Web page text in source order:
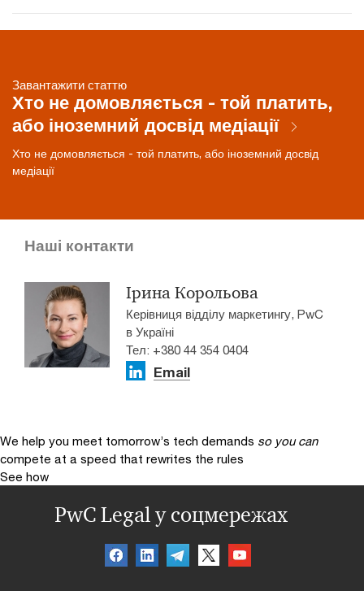
Завантажити статтю
Хто не домовляється - той платить,
або іноземний досвід медіації
Хто не домовляється - той платить, або іноземний досвід
медіації
Наші контакти
Ірина Корольова
Керівниця відділу маркетингу, PwC
в Україні
Тел: +380 44 354 0404
Email
We help you meet tomorrow’s tech demands so you can
compete at a speed that rewrites the rules
See how
PwC Legal у соцмережах